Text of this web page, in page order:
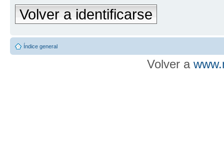
Volver a identificarse
Índice general
Volver a